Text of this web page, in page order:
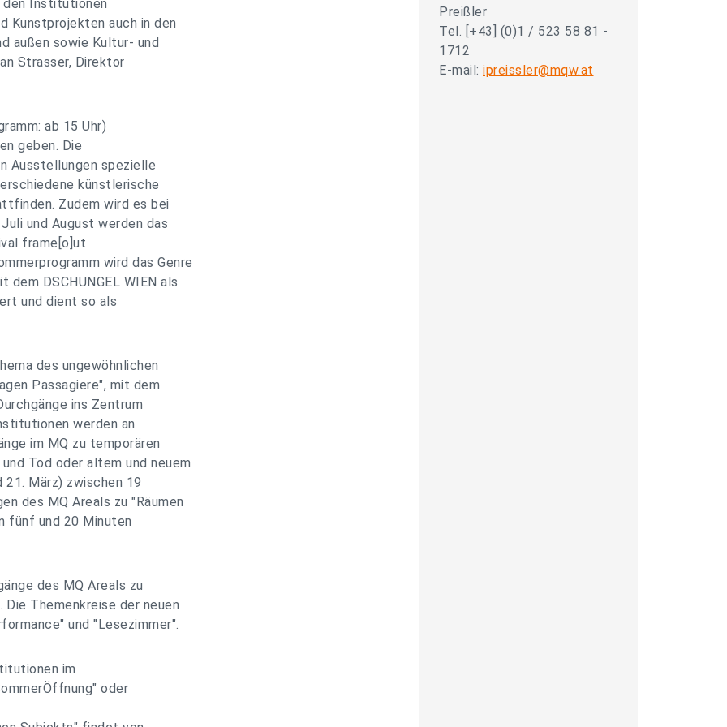
den Institutionen
Kunstprojekten auch in den
außen sowie Kultur- und
Strasser, Direktor
ab 15 Uhr)
geben. Die
Ausstellungen spezielle
künstlerische
Zudem wird es bei
und August werden das
frame[o]ut
wird das Genre
DSCHUNGEL WIEN als
und dient so als
des ungewöhnlichen
Passagiere", mit dem
ins Zentrum
werden an
im MQ zu temporären
Tod oder altem und neuem
21. März) zwischen 19
des MQ Areals zu "Räumen
fünf und 20 Minuten
des MQ Areals zu
Themenkreise der neuen
und "Lesezimmer".
im
oder
Preißler
Tel. [+43] (0)1 / 523 58 81 -
1712
E-mail: ipreissler@mqw.at